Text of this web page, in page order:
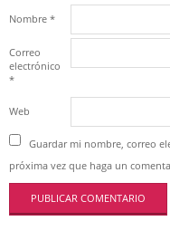
Nombre *
Correo
electrónico
*
Web
Guardar mi nombre, correo
próxima vez que haga un